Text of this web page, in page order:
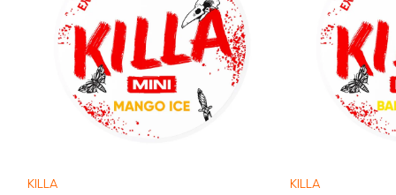
Com um design slim, estas bolsas são discretas e
convenientes, permitindo que você aproveite seu
sabor favorito em qualquer lugar e a qualquer
momento. A combinação de sabor e praticidade faz
do KRATOS Grape Ice Medium uma escolha popular
KILLA KILLA